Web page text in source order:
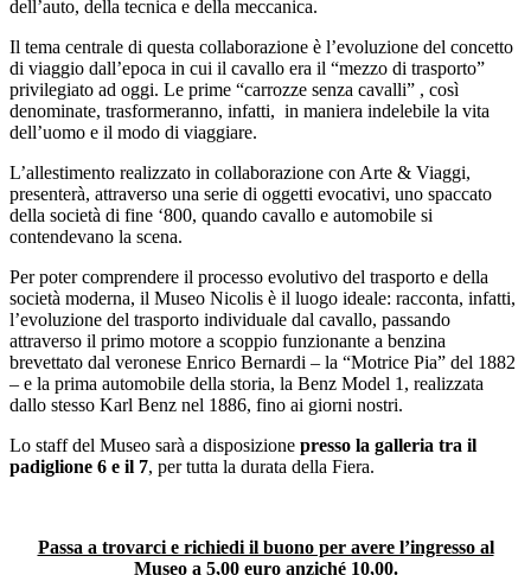
dell’auto, della tecnica e della meccanica.
Il tema centrale di questa collaborazione è l’evoluzione del concetto
di viaggio dall’epoca in cui il cavallo era il “mezzo di trasporto”
privilegiato ad oggi. Le prime “carrozze senza cavalli” , così
denominate, trasformeranno, infatti, in maniera indelebile la vita
dell’uomo e il modo di viaggiare.
L’allestimento realizzato in collaborazione con Arte & Viaggi,
presenterà, attraverso una serie di oggetti evocativi, uno spaccato
della società di fine ‘800, quando cavallo e automobile si
contendevano la scena.
Per poter comprendere il processo evolutivo del trasporto e della
società moderna, il Museo Nicolis è il luogo ideale: racconta, infatti,
l’evoluzione del trasporto individuale dal cavallo, passando
attraverso il primo motore a scoppio funzionante a benzina
brevettato dal veronese Enrico Bernardi – la “Motrice Pia” del 1882
– e la prima automobile della storia, la Benz Model 1, realizzata
dallo stesso Karl Benz nel 1886, fino ai giorni nostri.
Lo staff del Museo sarà a disposizione presso la galleria tra il
padiglione 6 e il 7, per tutta la durata della Fiera.
Passa a trovarci e richiedi il buono per avere l’ingresso al
Museo a 5,00 euro anziché 10,00.